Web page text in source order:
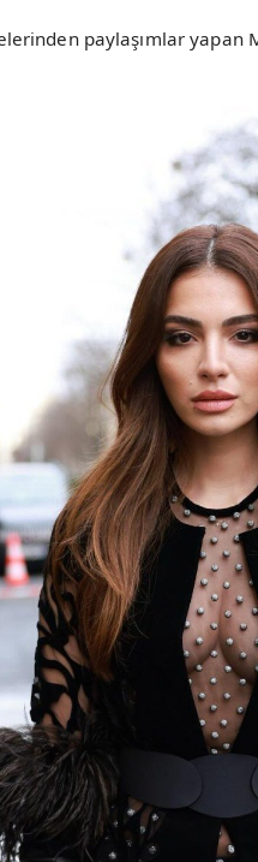
paylaşımlar yapan